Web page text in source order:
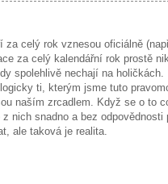
celý rok vznesou oficiálně
za celý kalendářní rok prostě
spolehlivě nechají na holičkách.
ti, kterým jsme tuto
naším zrcadlem. Když se o to
nich snadno a bez odpovědnosti
ale taková je realita.